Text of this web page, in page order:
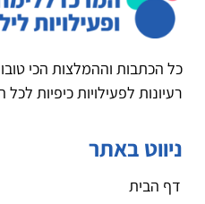
כל הכתבות וההמלצות הכי
רעיונות לפעילויות כיפיות
ניווט באתר
דף הבית